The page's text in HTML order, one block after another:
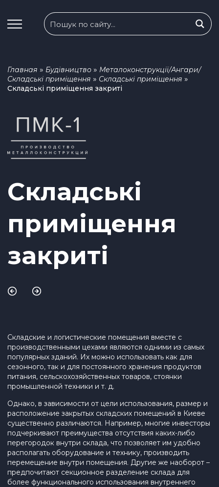
Главная » Будівництво » Металоконструкції/Ангари/
Складські приміщення » Складські приміщення »
Складські приміщення закриті
Складські
приміщення
закриті
Складские и логистические помещения вместе с
производственными цехами являются одними из самых
популярных зданий. Их можно использовать как для
сезонного, так и для постоянного хранения продуктов
питания, сельскохозяйственных товаров, стоянки
промышленной техники и т. д.
Однако, в зависимости от цели использования, размер и
расположение закрытых складских помещений в Киеве
существенно различаются. Например, многие инвесторы
подчеркивают преимущества отсутствия каких-либо
перегородок внутри склада, что позволяет им удобно
располагать оборудование и технику, производить
перемещение внутри помещения. Другие же наоборот –
предпочитают секционное разделение склада для
более функционального использования внутреннего